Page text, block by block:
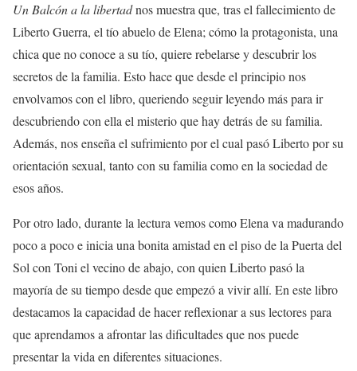
Un Balcón a la libertadnos muestra que, tras el fallecimiento de
Liberto Guerra, el tío abuelo de Elena; cómo la protagonista, una
chica que no conoce a su tío, quiere rebelarse y descubrir los
secretos de la familia. Esto hace que desde el principio nos
envolvamos con el libro, queriendo seguir leyendo más para ir
descubriendo con ella el misterio que hay detrás de su familia.
Además, nos enseña el sufrimiento por el cual pasó Liberto por su
orientación sexual, tanto con su familia como en la sociedad de
esos años.
Por otro lado, durante la lectura vemos como Elena va madurando
poco a poco e inicia una bonita amistad en el piso de la Puerta del
Sol con Toni el vecino de abajo, con quien Liberto pasó la
mayoría de su tiempo desde que empezó a vivir allí. En este libro
destacamos la capacidad de hacer reflexionar a sus lectores para
que aprendamos a afrontar las dificultades que nos puede
presentar la vida en diferentes situaciones.